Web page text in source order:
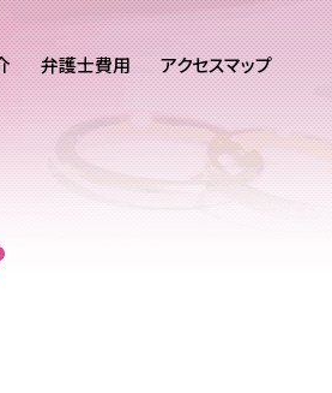
弁護士費用 アクセスマップ